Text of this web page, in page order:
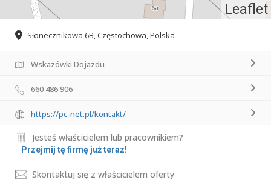
Leaflet
Słonecznikowa 6B, Częstochowa, Polska
Wskazówki Dojazdu
660 486 906
https://pc-net.pl/kontakt/
Jesteś właścicielem lub pracownikiem?
Przejmij tę firmę już teraz!
Skontaktuj się z właścicielem oferty